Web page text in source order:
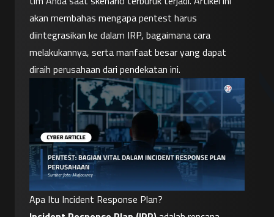
akan membahas mengapa pentest harus
diintegrasikan ke dalam IRP, bagaimana cara
melakukannya, serta manfaat besar yang dapat
diraih perusahaan dari pendekatan ini.
Apa Itu Incident Response Plan?